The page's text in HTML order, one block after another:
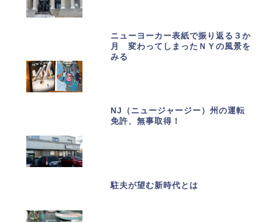
ニューヨーカー表紙で振り返る３か
月 変わってしまったＮＹの風景を
みる
NJ（ニュージャージー）州の運転
免許、無事取得！
駐夫が望む新時代とは